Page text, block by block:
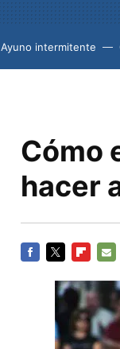
Ayuno intermitente
Cómo
hacer